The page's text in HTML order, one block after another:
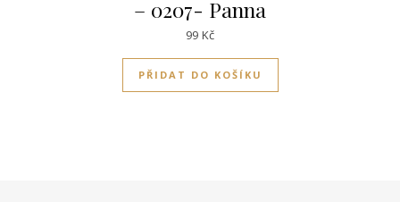
– 0207- Panna
99 Kč
PŘIDAT DO KOŠÍKU